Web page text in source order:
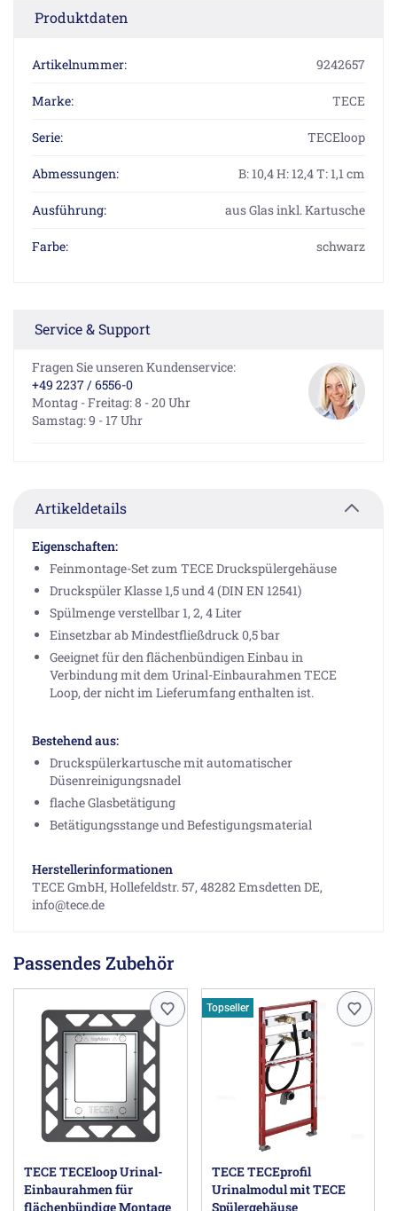
Produktdaten
Artikelnummer: 9242657
Marke: TECE
Serie: TECEloop
Abmessungen: B: 10,4 H: 12,4 T: 1,1 cm
Ausführung: aus Glas inkl. Kartusche
Farbe: schwarz
Service & Support
Fragen Sie unseren Kundenservice:
+49 2237 / 6556-0
Montag - Freitag: 8 - 20 Uhr
Samstag: 9 - 17 Uhr
Artikeldetails
Eigenschaften:
Feinmontage-Set zum TECE Druckspülergehäuse
Druckspüler Klasse 1,5 und 4 (DIN EN 12541)
Spülmenge verstellbar 1, 2, 4 Liter
Einsetzbar ab Mindestfließdruck 0,5 bar
Geeignet für den flächenbündigen Einbau in
Verbindung mit dem Urinal-Einbaurahmen TECE
Loop, der nicht im Lieferumfang enthalten ist.
Bestehend aus:
Druckspülerkartusche mit automatischer
Düsenreinigungsnadel
flache Glasbetätigung
Betätigungsstange und Befestigungsmaterial
Herstellerinformationen
TECE GmbH, Hollefeldstr. 57, 48282 Emsdetten DE,
info@tece.de
Passendes Zubehör
TECE TECEloop Urinal-
Einbaurahmen für
flächenbündige Montage
Topseller
TECE TECEprofil
Urinalmodul mit TECE
Spülergehäuse